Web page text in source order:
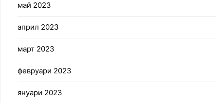
май 2023
април 2023
март 2023
февруари 2023
януари 2023